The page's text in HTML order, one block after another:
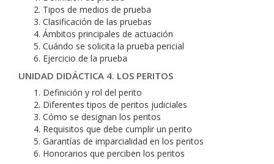
Tipos de medios de prueba
Clasificación de las pruebas
Ámbitos principales de actuación
Cuándo se solicita la prueba pericial
Ejercicio de la prueba
UNIDAD DIDÁCTICA 4. LOS PERITOS
Definición y rol del perito
Diferentes tipos de peritos judiciales
Cómo se designan los peritos
Requisitos que debe cumplir un perito
Garantías de imparcialidad en los peritos
Honorarios que perciben los peritos